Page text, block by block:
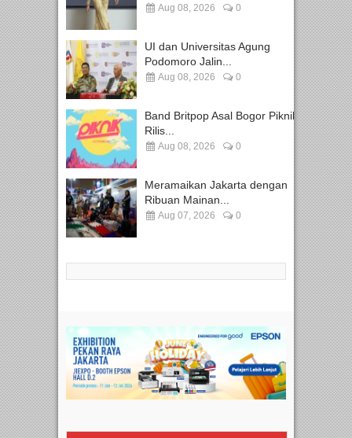
Aug 08, 2026 0
UI dan Universitas Agung
Podomoro Jalin...
Aug 08, 2026 0
Band Britpop Asal Bogor Piknik
Rilis...
Aug 08, 2026 0
Meramaikan Jakarta dengan
Ribuan Mainan...
Aug 07, 2026 0